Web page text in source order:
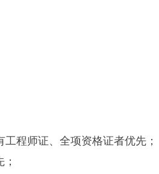
程师证、全项资格证者优先；